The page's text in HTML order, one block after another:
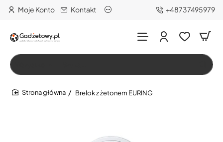
Moje Konto Kontakt +48737495979
Szukaj…
Brelok z żetonem EURING